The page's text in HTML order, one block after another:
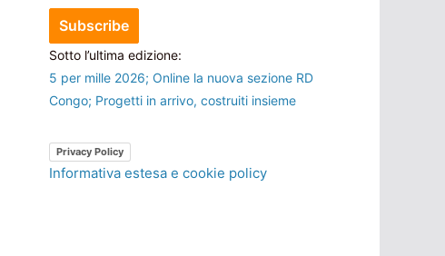
Sotto l’ultima edizione:
5 per mille 2026; Online la nuova sezione RD
Congo; Progetti in arrivo, costruiti insieme
Privacy Policy
Informativa estesa e cookie policy